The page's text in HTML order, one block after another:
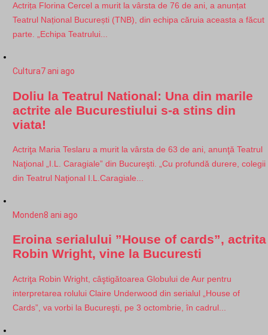
Actrița Florina Cercel a murit la vârsta de 76 de ani, a anunțat
Teatrul Național București (TNB), din echipa căruia aceasta a făcut
parte. „Echipa Teatrului...
Cultura7 ani ago
Doliu la Teatrul National: Una din marile
actrite ale Bucurestiului s-a stins din
viata!
Actriţa Maria Teslaru a murit la vârsta de 63 de ani, anunţă Teatrul
Naţional „I.L. Caragiale” din Bucureşti. „Cu profundă durere, colegii
din Teatrul Naţional I.L.Caragiale...
Monden8 ani ago
Eroina serialului ”House of cards”, actrita
Robin Wright, vine la Bucuresti
Actriţa Robin Wright, câştigătoarea Globului de Aur pentru
interpretarea rolului Claire Underwood din serialul „House of
Cards”, va vorbi la Bucureşti, pe 3 octombrie, în cadrul...